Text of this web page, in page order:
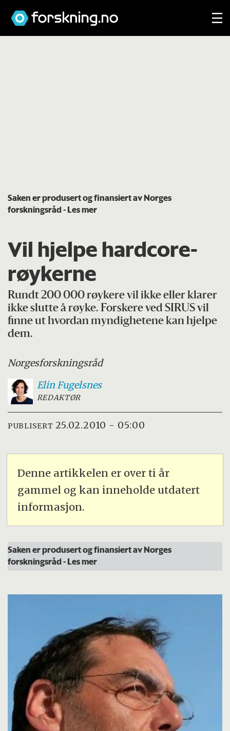
Saken er produsert og finansiert av Norges
forskningsråd- Les mer
Vil hjelpe hardcore-
røykerne
Rundt 200 000 røykere vil ikke eller klarer
ikke slutte å røyke. Forskere ved SIRUS vil
finne ut hvordan myndighetene kan hjelpe
dem.
Norgesforskningsråd
Elin Fugelsnes
REDAKTØR
PUBLISERT 25.02.2010 - 05:00
Denne artikkelen er over ti år
gammel og kan inneholde utdatert
informasjon.
Saken er produsert og finansiert av Norges
forskningsråd- Les mer